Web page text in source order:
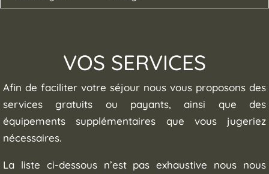
VOS SERVICES
Afin de faciliter votre séjour nous vous proposons des
services gratuits ou payants, ainsi que des
équipements supplémentaires que vous jugeriez
nécessaires.
La liste ci-dessous n’est pas exhaustive nous nous